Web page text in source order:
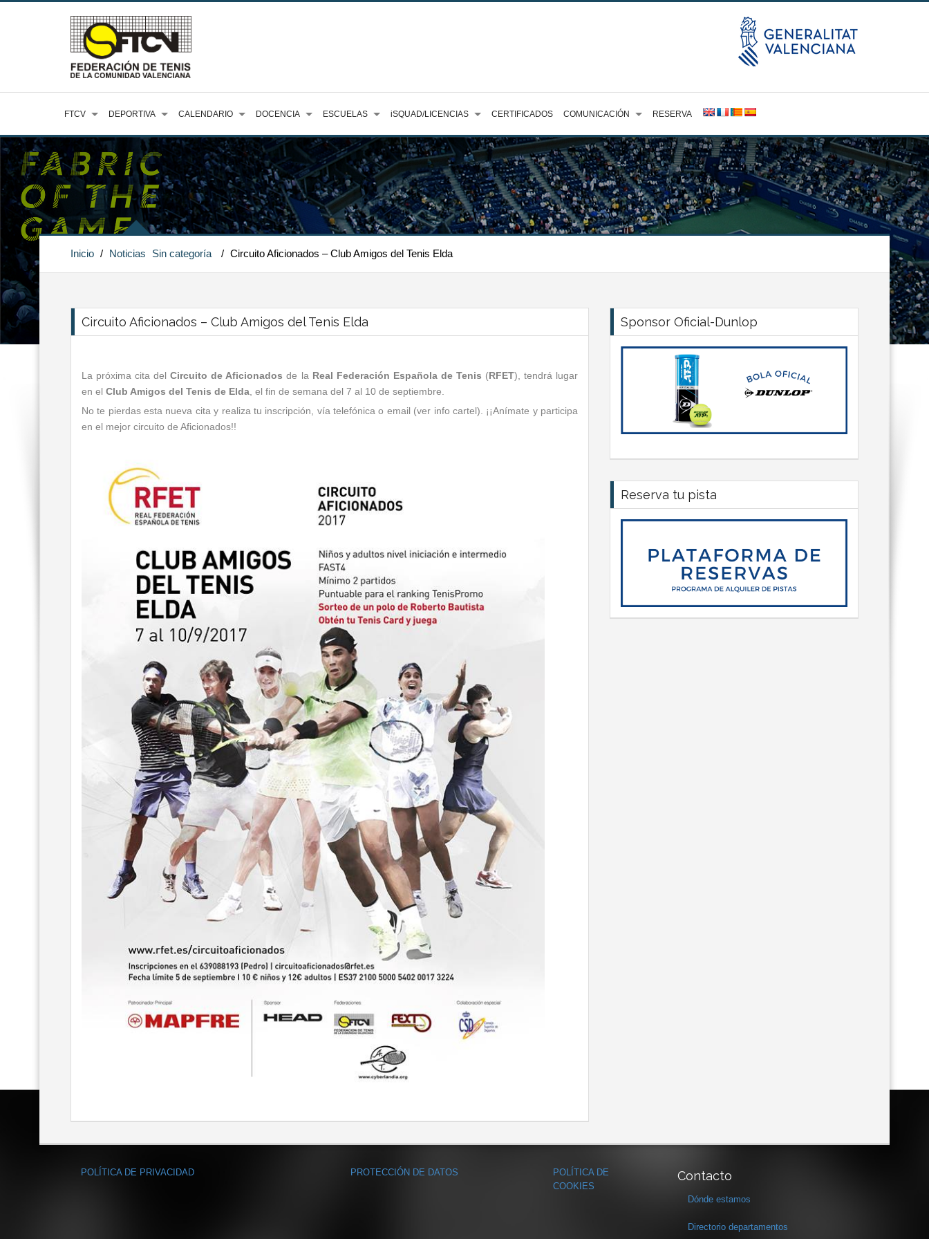
FTCV DEPORTIVA CALENDARIO DOCENCIA ESCUELAS iSQUAD/LICENCIAS CERTIFICADOS COMUNICACIÓN RESERVA
Inicio / Noticias Sin categoría / Circuito Aficionados – Club Amigos del Tenis Elda
Circuito Aficionados – Club Amigos del Tenis Elda
La próxima cita delCircuito de Aficionados de la Real Federación Española de Tenis (RFET), tendrá lugar
en el Club Amigos del Tenis de Elda , el fin de semana del 7 al 10 de septiembre.
No te pierdas esta nueva cita y realiza tu inscripción, vía telefónica o email (ver info cartel). ¡¡Anímate y participa
en el mejor circuito de Aficionados!!
Sponsor Oficial-Dunlop
Reserva tu pista
POLÍTICA DE PRIVACIDAD PROTECCIÓN DE DATOS
POLÍTICA DE
COOKIES
Contacto
Dónde estamos
Directorio departamentos